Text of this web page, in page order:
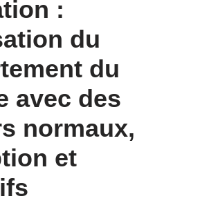
:
du
du
avec des
normaux,
et